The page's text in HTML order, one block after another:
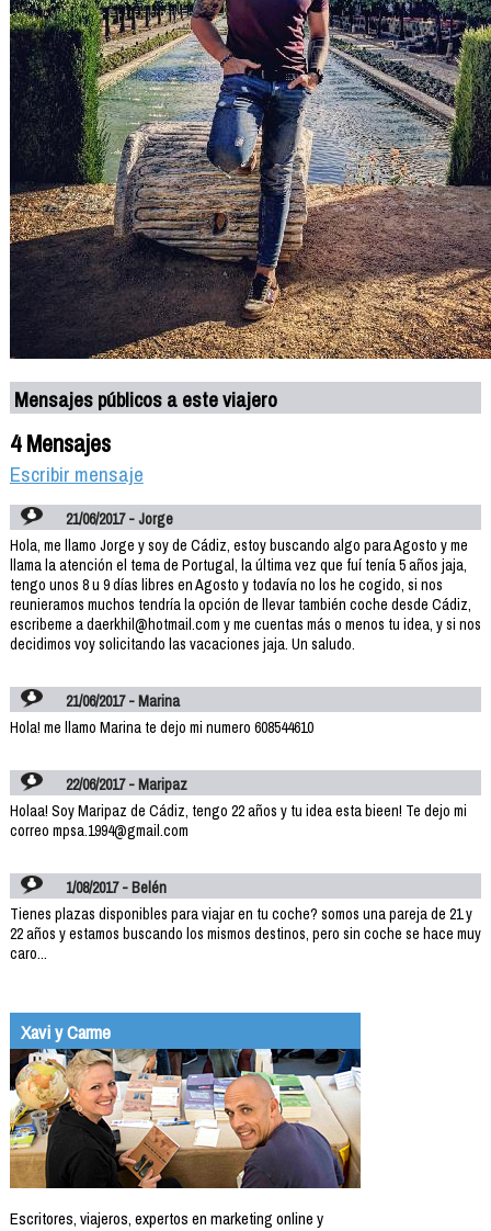
Mensajes públicos a este viajero
4 Mensajes
Escribir mensaje
21/06/2017 - Jorge
Hola, me llamo Jorge y soy de Cádiz, estoy buscando algo para Agosto y me
llama la atención el tema de Portugal, la última vez que fuí tenía 5 años jaja,
tengo unos 8 u 9 días libres en Agosto y todavía no los he cogido, si nos
reunieramos muchos tendría la opción de llevar también coche desde Cádiz,
escribeme a daerkhil@hotmail.com y me cuentas más o menos tu idea, y si nos
decidimos voy solicitando las vacaciones jaja. Un saludo.
21/06/2017 - Marina
Hola! me llamo Marina te dejo mi numero 608544610
22/06/2017 - Maripaz
Holaa! Soy Maripaz de Cádiz, tengo 22 años y tu idea esta bieen! Te dejo mi
correo mpsa.1994@gmail.com
1/08/2017 - Belén
Tienes plazas disponibles para viajar en tu coche? somos una pareja de 21 y
22 años y estamos buscando los mismos destinos, pero sin coche se hace muy
caro...
Xavi y Carme
Escritores, viajeros, expertos en marketing online y